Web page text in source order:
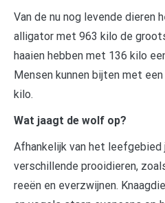
Van de nu nog levende dieren
alligator met 963 kilo de
haaien hebben met 136 kilo
Mensen kunnen bijten met
kilo.
Wat jaagt de wolf op?
Afhankelijk van het
verschillende prooidieren,
reeën en everzwijnen.